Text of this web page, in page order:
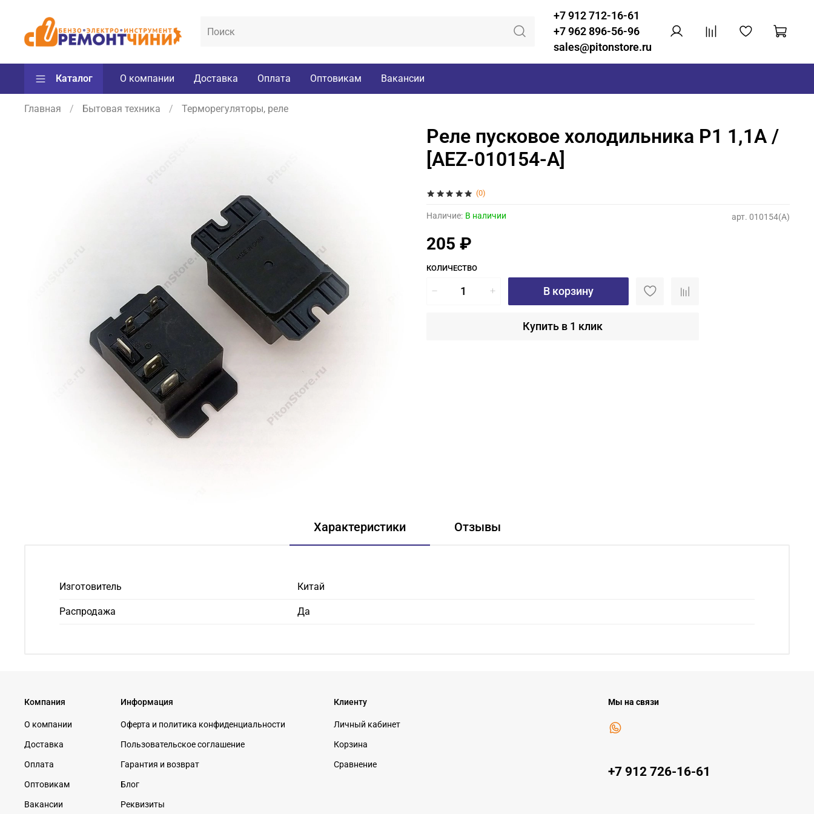
+7 912 712-16-61
+7 962 896-56-96
sales@pitonstore.ru
Каталог О компании Доставка Оплата Оптовикам Вакансии
Главная Бытовая техника Терморегуляторы, реле
(0)
арт. 010154(A)
Наличие: В наличии
Реле пусковое холодильника Р1 1,1А /
[AEZ-010154-A]
205 ₽
КОЛИЧЕСТВО
В корзину
Купить в 1 клик
Характеристики Отзывы
Изготовитель Китай
Распродажа Да
Компания
О компании
Доставка
Оплата
Оптовикам
Вакансии
Информация
Оферта и политика конфиденциальности
Пользовательское соглашение
Гарантия и возврат
Блог
Реквизиты
Клиенту
Личный кабинет
Корзина
Сравнение
Мы на связи
+7 912 726-16-61